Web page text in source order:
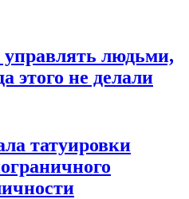
людьми,
этого не делали
татуировки